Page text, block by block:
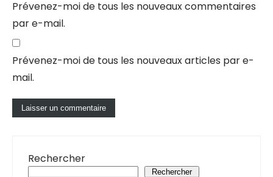
Prévenez-moi de tous les nouveaux commentaires
par e-mail.
Prévenez-moi de tous les nouveaux articles par e-
mail.
Rechercher
Rechercher